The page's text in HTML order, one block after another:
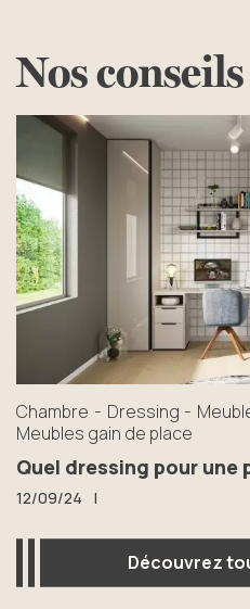
Nosconseils
Chambre Dressing
Meubles gain de place
Quel dressing pour une
12/09/24 |
Découvrez